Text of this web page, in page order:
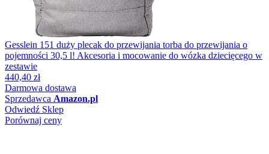
Gesslein 151 duży plecak do przewijania torba do przewijania o
pojemności 30,5 l! Akcesoria i mocowanie do wózka dziecięcego w
zestawie
440,40 zł
Darmowa dostawa
Sprzedawca Amazon.pl
Odwiedź Sklep
Porównaj ceny